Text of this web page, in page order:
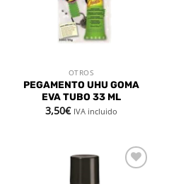
OTROS
PEGAMENTO UHU GOMA
EVA TUBO 33 ML
3,50€ IVA incluido